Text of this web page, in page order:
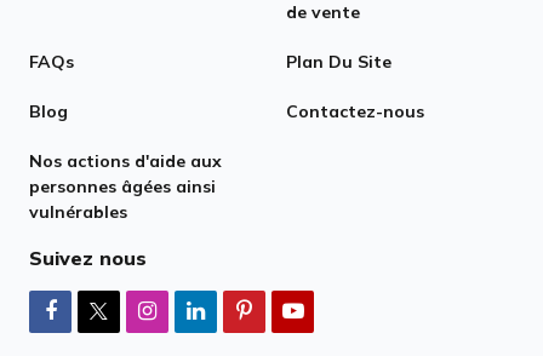
de vente
FAQs Plan Du Site
Blog Contactez-nous
Nos actions d'aide aux
personnes âgées ainsi
vulnérables
Suivez nous